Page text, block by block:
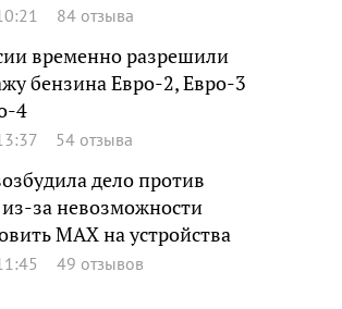
84 отзыва
временно разрешили
бензина Евро-2, Евро-3
4
54 отзыва
дело против
за невозможности
MAX на устройства
49 отзывов